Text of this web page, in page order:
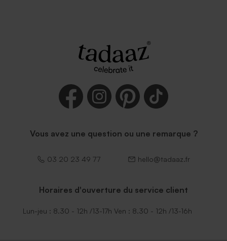
Vous avez une question ou une remarque ?
03 20 23 49 77 hello@tadaaz.fr
Horaires d'ouverture du service client
Lun-jeu : 8.30 - 12h /13-17h Ven : 8.30 - 12h /13-16h